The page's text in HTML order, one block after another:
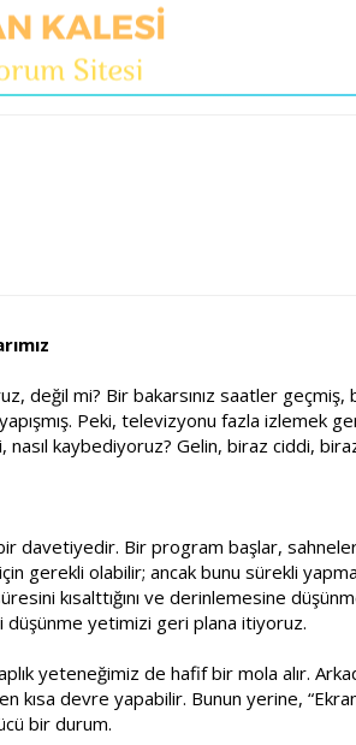
değil mi? Bir bakarsınız saatler
Peki, televizyonu fazla izlemek
kaybediyoruz? Gelin, biraz ciddi,
davetiyedir. Bir program başlar,
gerekli olabilir; ancak bunu sürekli
kısalttığını ve derinlemesine
düşünme yetimizi geri plana itiyoruz.
yeteneğimiz de hafif bir mola alır.
kısa devre yapabilir. Bunun yerine,
bir durum.